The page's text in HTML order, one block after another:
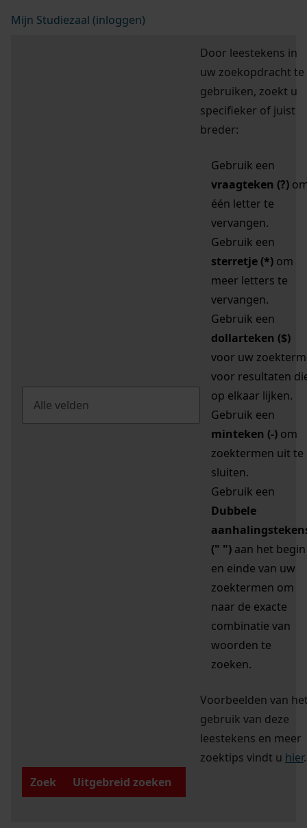
Mijn Studiezaal (inloggen)
Door leestekens in
uw zoekopdracht te
gebruiken, zoekt u
specifieker of juist
breder:
Gebruik een
vraagteken (?)
één letter te
vervangen.
Gebruik een
sterretje (*) om
meer letters te
vervangen.
Gebruik een
dollarteken ($)
voor uw zoekterm
voor resultaten
op elkaar lijken.
Gebruik een
minteken (-) om
zoektermen uit te
sluiten.
Gebruik een
Dubbele
(" ") aan het begin
en einde van uw
zoektermen om
naar de exacte
combinatie van
woorden te
zoeken.
Voorbeelden van
gebruik van deze
leestekens en meer
zoektips vindt u hier.
Zoek
Uitgebreid zoeken